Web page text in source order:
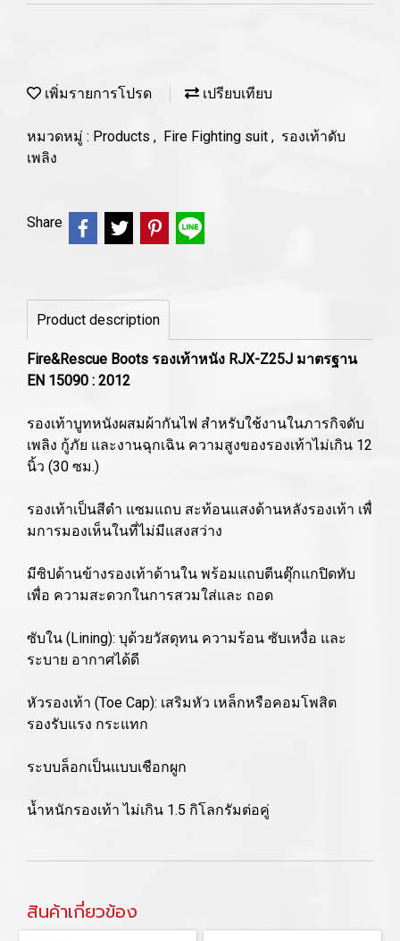
เพิ่มรายการโปรด เปรียบเทียบ
หมวดหมู่ : Products , Fire Fighting suit , รองเท้าดับ
เพลิง
Share
Product description
Fire&Rescue Boots รองเท้าหนัง RJX-Z25J มาตรฐาน
EN 15090 : 2012
รองเท้าบูทหนังผสมผ้ากันไฟ สำหรับใช้งานในภารกิจดับ
เพลิง กู้ภัย และงานฉุกเฉิน ความสูงของรองเท้าไม่เกิน 12
นิ้ว (30 ซม.)
รองเท้าเป็นสีดำ แซมแถบ สะท้อนแสงด้านหลังรองเท้า เพื่
มการมองเห็นในที่ไม่มีแสงสว่าง
มีซิปด้านข้างรองเท้าด้านใน พร้อมแถบตีนตุ๊กแกปิดทับ
เพื่อ ความสะดวกในการสวมใส่และ ถอด
ซับใน (Lining): บุด้วยวัสดุทน ความร้อน ซับเหงื่อ และ
ระบาย อากาศได้ดี
หัวรองเท้า (Toe Cap): เสริมหัว เหล็กหรือคอมโพสิต
รองรับแรง กระแทก
ระบบล็อกเป็นแบบเชือกผูก
น้ำหนักรองเท้า ไม่เกิน 1.5 กิโลกรัมต่อคู่
สินค้าเกี่ยวข้อง